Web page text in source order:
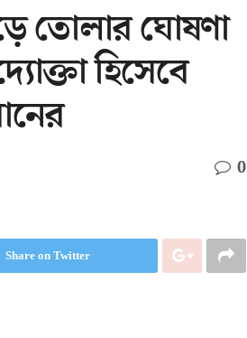
তোলার ঘোষণা
হিসেবে
0
Share on Twitter